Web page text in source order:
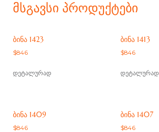
ᲛᲡᲒᲐᲕᲡᲘ ᲞᲠᲝᲓᲣᲥᲢᲔᲑᲘ
ᲑᲘᲜᲐ 1423
$846
დეტალურად
ᲑᲘᲜᲐ 1413
$846
დეტალურად
ᲑᲘᲜᲐ 1409
$846
ᲑᲘᲜᲐ 1407
$846